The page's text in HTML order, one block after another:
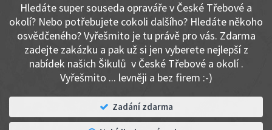
Hledáte super souseda opraváře v České Třebové a
okolí? Nebo potřebujete cokoli dalšího? Hledáte někoho
osvědčeného? Vyřešmito je tu právě pro vás. Zdarma
zadejte zakázku a pak už si jen vyberete nejlepší z
nabídek našich Šikulů v České Třebové a okolí .
Vyřešmito ... levněji a bez firem :-)
Zadání zdarma